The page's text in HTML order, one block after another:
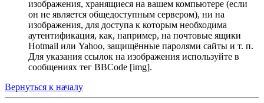
изображения, хранящиеся на вашем компьютере (если
он не является общедоступным сервером), ни на
изображения, для доступа к которым необходима
аутентификация, как, например, на почтовые ящики
Hotmail или Yahoo, защищённые паролями сайты и т. п.
Для указания ссылок на изображения используйте в
сообщениях тег BBCode [img].
Вернуться к началу